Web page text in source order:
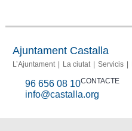
Ajuntament Castalla
L’Ajuntament La ciutat Servicis
CONTACTE
96 656 08 10
info@castalla.org